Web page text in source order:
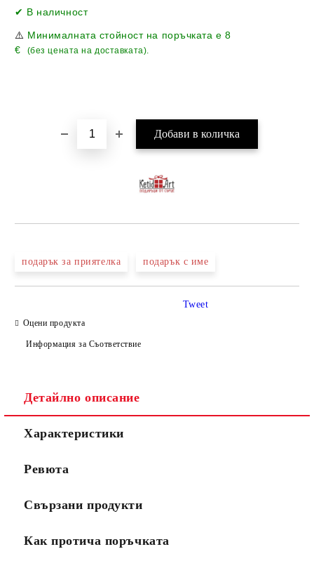
✔ В наличност
⚠️ Минималната стойност на поръчката е8
€
(без цената на доставката).
подарък за приятелка подарък с име
Оцени продукта
Информация за Съответствие
Tweet
Детайлно описание
Характеристики
Ревюта
Свързани продукти
Как протича поръчката